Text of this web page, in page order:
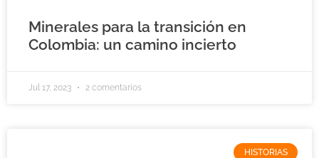
Minerales para la transición en
Colombia: un camino incierto
Jul 17, 2023 2 comentarios
HISTORIAS